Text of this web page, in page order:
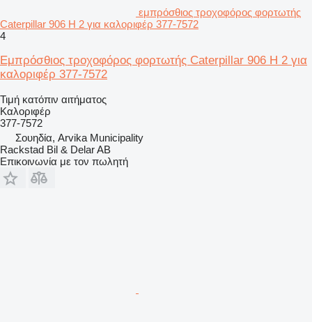
εμπρόσθιος τροχοφόρος φορτωτής
Caterpillar 906 H 2 για καλοριφέρ 377-7572
4
Εμπρόσθιος τροχοφόρος φορτωτής Caterpillar 906 H 2 για
καλοριφέρ 377-7572
Τιμή κατόπιν αιτήματος
Καλοριφέρ
377-7572
Σουηδία, Arvika Municipality
Rackstad Bil & Delar AB
Επικοινωνία με τον πωλητή